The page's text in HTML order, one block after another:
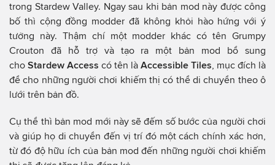
trong Stardew Valley. Ngay sau khi bản mod này được công
bố thì cộng đồng modder đã không khỏi hào hứng với ý
tưởng này. Thậm chí một modder khác có tên Grumpy
Crouton đã hỗ trợ và tạo ra một bản mod bổ sung
cho Stardew Access có tên là Accessible Tiles , mục đích là
để cho những người chơi khiếm thị có thể di chuyển theo ô
lưới trên bản đồ.
Cụ thể thì bản mod mới này sẽ đếm số bước của người chơi
và giúp họ di chuyển đến vị trí đó một cách chính xác hơn,
từ đó độ hữu ích của bản mod đến những người chơi khiếm